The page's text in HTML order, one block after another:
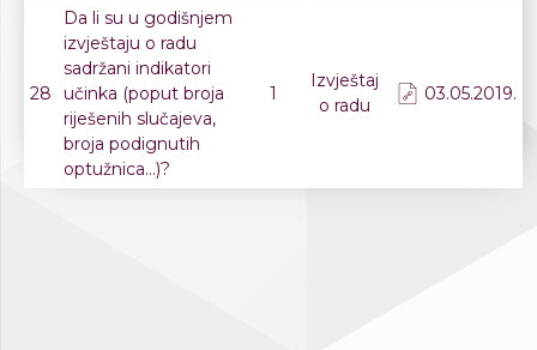
28
Da li su u godišnjem
izvještaju o radu
sadržani indikatori
učinka (poput broja
riješenih slučajeva,
broja podignutih
optužnica...)?
1
Izvještaj
o radu
03.05.2019.